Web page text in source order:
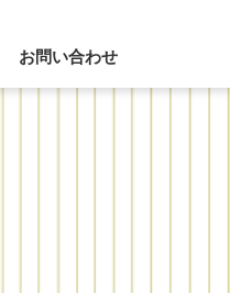
お問い合わせ